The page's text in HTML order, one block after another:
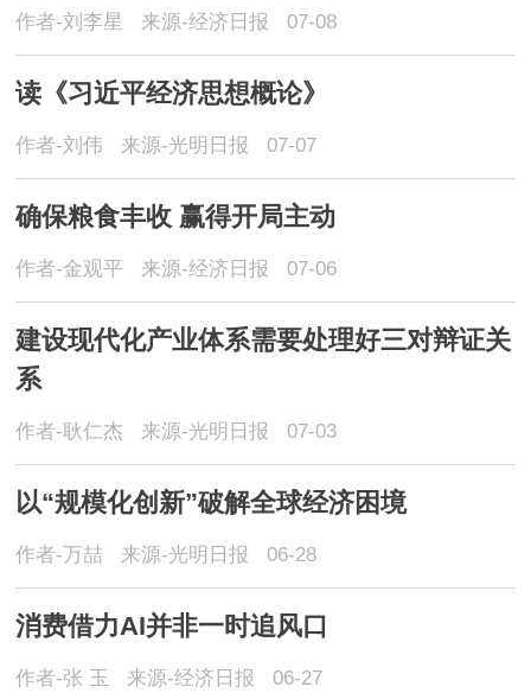
作者-刘李星 来源-经济日报 07-08
读《习近平经济思想概论》
作者-刘伟 来源-光明日报 07-07
确保粮食丰收 赢得开局主动
作者-金观平 来源-经济日报 07-06
建设现代化产业体系需要处理好三对辩证关
系
作者-耿仁杰 来源-光明日报 07-03
以“规模化创新”破解全球经济困境
作者-万喆 来源-光明日报 06-28
消费借力AI并非一时追风口
作者-张 玉 来源-经济日报 06-27